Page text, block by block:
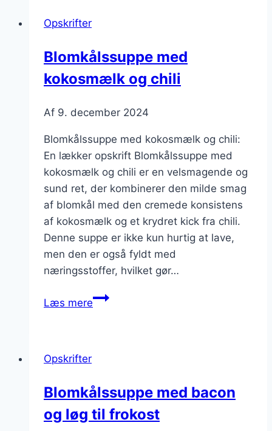
Opskrifter
Blomkålssuppe med
kokosmælk og chili
Af 9. december 2024
Blomkålssuppe med kokosmælk og chili:
En lækker opskrift Blomkålssuppe med
kokosmælk og chili er en velsmagende og
sund ret, der kombinerer den milde smag
af blomkål med den cremede konsistens
af kokosmælk og et krydret kick fra chili.
Denne suppe er ikke kun hurtig at lave,
men den er også fyldt med
næringsstoffer, hvilket gør…
Læs mereBlomkålssuppe
Opskrifter
Blomkålssuppe med bacon
og løg til frokost